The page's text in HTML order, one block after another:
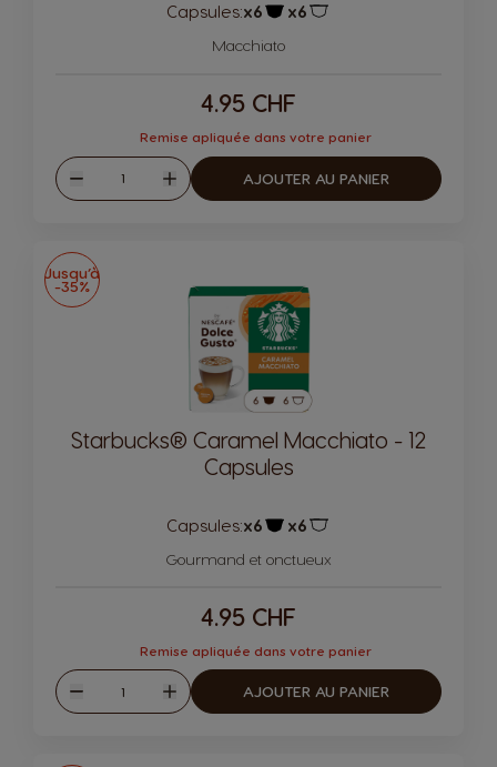
Capsules:x6 x6
Macchiato
4.95 CHF
Remise apliquée dans votre panier
Diminuer
Quantité
Augmenter
AJOUTER AU PANIER
Jusqu’à
-35%
Starbucks® Caramel Macchiato - 12
Capsules
Capsules:x6 x6
Gourmand et onctueux
4.95 CHF
Remise apliquée dans votre panier
Diminuer
Quantité
Augmenter
AJOUTER AU PANIER